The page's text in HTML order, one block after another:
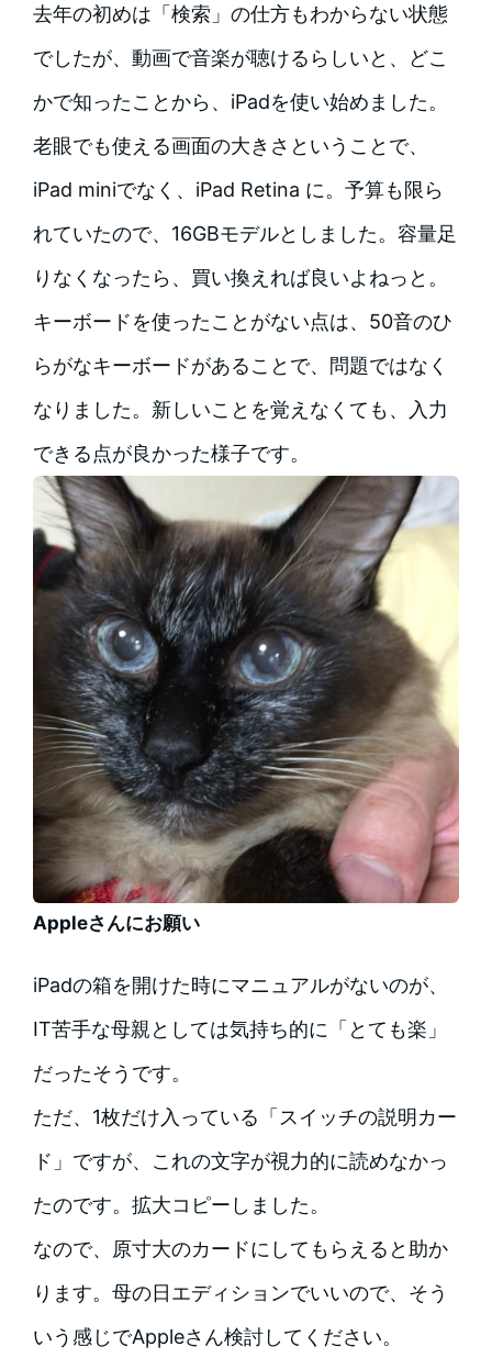
去年の初めは「検索」の仕方もわからない状態
でしたが、動画で音楽が聴けるらしいと、どこ
かで知ったことから、iPadを使い始めました。
老眼でも使える画面の大きさということで、
iPad miniでなく、iPad Retina に。予算も限ら
れていたので、16GBモデルとしました。容量足
りなくなったら、買い換えれば良いよねっと。
キーボードを使ったことがない点は、50音のひ
らがなキーボードがあることで、問題ではなく
なりました。新しいことを覚えなくても、入力
できる点が良かった様子です。
Appleさんにお願い
iPadの箱を開けた時にマニュアルがないのが、
IT苦手な母親としては気持ち的に「とても楽」
だったそうです。
ただ、1枚だけ入っている「スイッチの説明カー
ド」ですが、これの文字が視力的に読めなかっ
たのです。拡大コピーしました。
なので、原寸大のカードにしてもらえると助か
ります。母の日エディションでいいので、そう
いう感じでAppleさん検討してください。